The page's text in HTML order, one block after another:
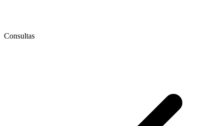
Consultas